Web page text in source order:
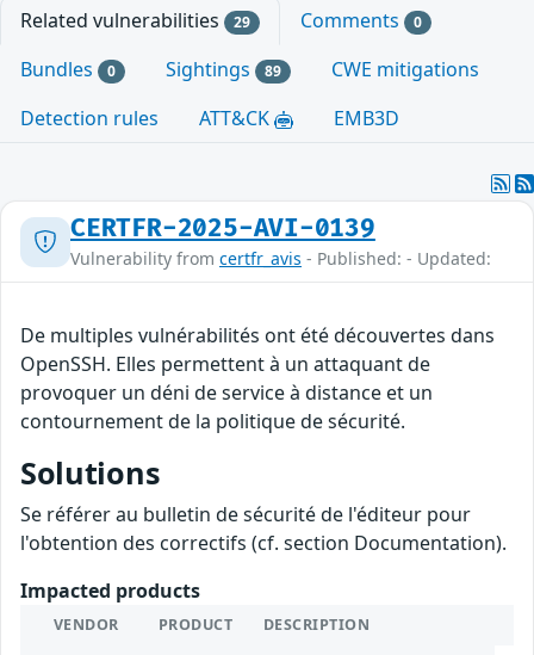
Related vulnerabilities 29 Comments 0
Bundles 0 Sightings 89
CWE mitigations
Detection rules
ATT&CK EMB3D
CERTFR-2025-AVI-0139
Vulnerability from certfr_avis - Published: - Updated:
De multiples vulnérabilités ont été découvertes dans
OpenSSH. Elles permettent à un attaquant de
provoquer un déni de service à distance et un
contournement de la politique de sécurité.
Solutions
Se référer au bulletin de sécurité de l'éditeur pour
l'obtention des correctifs (cf. section Documentation).
Impacted products
VENDOR PRODUCT DESCRIPTION